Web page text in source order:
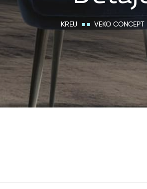
KREU VEKO CONCEPT